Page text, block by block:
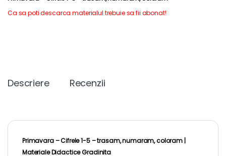
Ca sa poti descarca materialul trebuie sa fii abonat!
Descriere Recenzii
Primavara – Cifrele 1-5 – trasam, numaram, coloram |
Materiale Didactice Gradinita